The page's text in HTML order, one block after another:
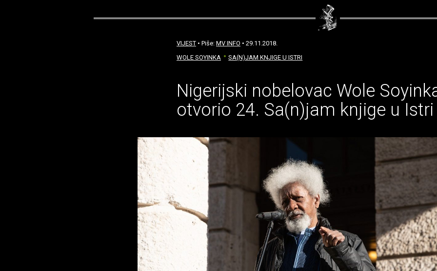
VIJEST • Piše: MV INFO • 29.11.2018.
WOLE SOYINKA
SA(N)JAM KNJIGE U ISTRI
Nigerijski nobelovac Wole
otvorio 24. Sa(n)jam knjige u Istri